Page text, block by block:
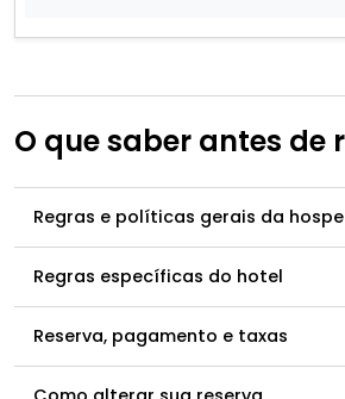
O que saber antes de
Regras e políticas gerais da
Regras específicas do hotel
Reserva, pagamento e taxas